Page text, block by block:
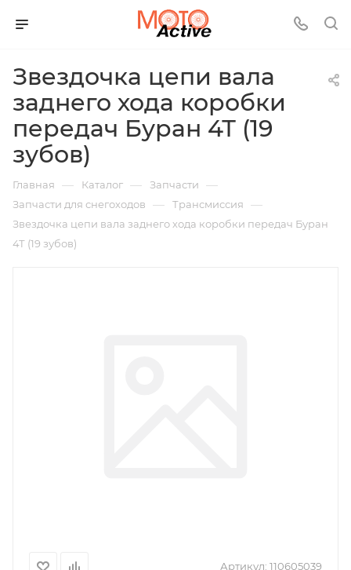
Звездочка цепи вала
заднего хода коробки
передач Буран 4Т (19
зубов)
Главная — Каталог — Запчасти —
Запчасти для снегоходов — Трансмиссия —
Звездочка цепи вала заднего хода коробки передач Буран
4Т (19 зубов)
Артикул: 110605039